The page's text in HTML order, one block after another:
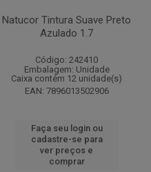
Natucor Tintura Suave Preto
Azulado 1.7
Código: 242410
Embalagem: Unidade
Caixa contém 12 unidade(s)
EAN: 7896013502906
Faça seu login ou
cadastre-se para
ver preços e
comprar